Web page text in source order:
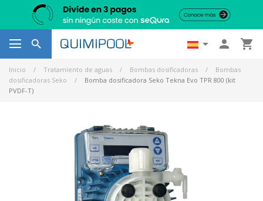
   
Inicio Tratamiento de aguas Bombas dosificadoras
Bombas
dosificadoras Seko
Bomba dosificadora Seko Tekna Evo TPR 800 (kit
PVDF-T)